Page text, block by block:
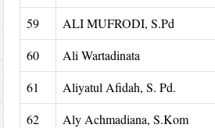
59
ALI MUFRODI, S.Pd
60
Ali Wartadinata
61
Aliyatul Afidah, S. Pd.
62
Aly Achmadiana, S.Kom